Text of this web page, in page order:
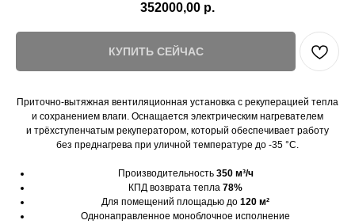
352000,00 р.
КУПИТЬ СЕЙЧАС
Приточно-вытяжная вентиляционная установка с рекуперацией тепла
и сохранением влаги. Оснащается электрическим нагревателем
и трёхступенчатым рекуператором, который обеспечивает работу
без преднагрева при уличной температуре до -35 °C.
Производительность 350 м³/ч
КПД возврата тепла 78%
Для помещений площадью до 120 м²
Однонаправленное моноблочное исполнение